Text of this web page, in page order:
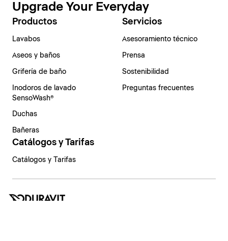
Upgrade Your Everyday
Productos
Lavabos
Aseos y baños
Grifería de baño
Inodoros de lavado
SensoWash®
Duchas
Bañeras
Servicios
Asesoramiento técnico
Prensa
Sostenibilidad
Preguntas frecuentes
Catálogos y Tarifas
Catálogos y Tarifas